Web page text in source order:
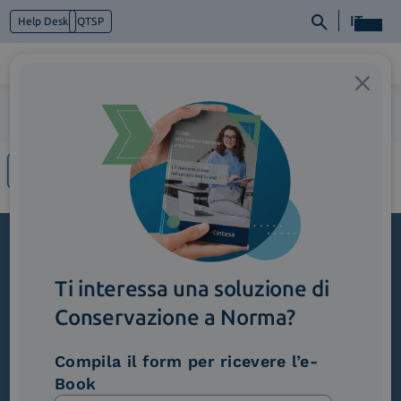
Help Desk QTSP IT
Cosa facciamo
2_ChatbotDiSupportoConLinguaggioNaturale
Iscriviti alla newsletter
Novità, iniziative ed eventi dal mondo della
Scopri InNews
Ti interessa una soluzione di
Conservazione a Norma?
Compila il form per ricevere l’e-
Book